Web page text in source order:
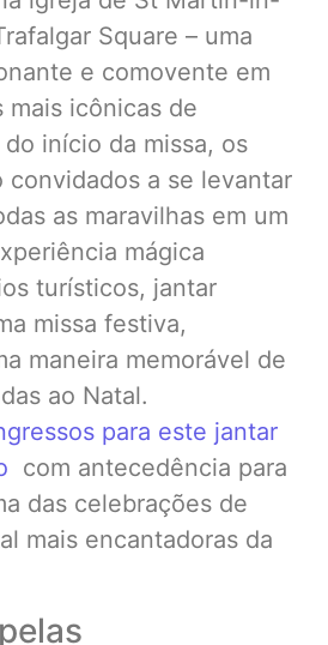
Square – uma
e comovente em
mais icônicas de
início da missa, os
convidados a se levantar
as maravilhas em um
mágica
turísticos, jantar
missa festiva,
maneira memorável de
ao Natal.
para este jantar
com antecedência para
das celebrações de
mais encantadoras da